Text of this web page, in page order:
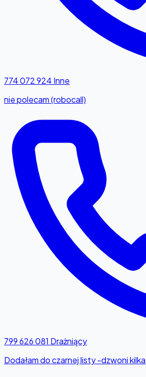
774 072 924 Inne
nie polecam (robocall)
799 626 081 Drażniący
Dodałam do czarnej listy -dzwoni